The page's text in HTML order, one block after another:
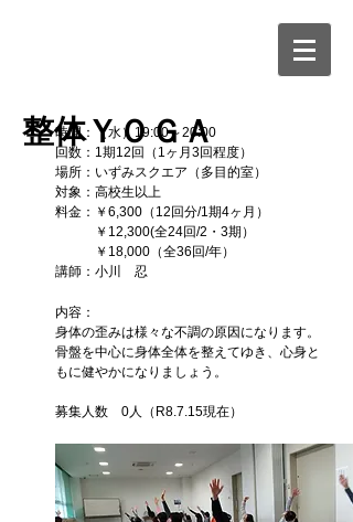
​整体ＹＯＧＡ
時間：（水）19:00～20:00
回数：1期12回（1ヶ月3回程度）
場所：いずみスクエア（多目的室）
対象：高校生以上
料金：￥6,300（12回分/1期4ヶ月）
￥12,300(全24回/2・3期）
￥18,000（全36回/年）
講師：小川 忍
内容：
身体の歪みは様々な不調の原因になります。
骨盤を中心に身体全体を整えてゆき、心身と
もに健やかになりましょう。
募集人数 0人（R8.7.15現在）